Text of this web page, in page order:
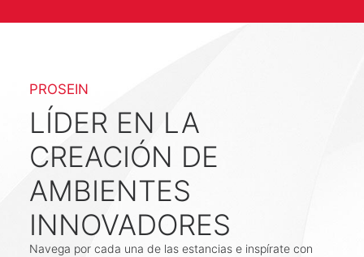
PROSEIN
LÍDER EN LA
CREACIÓN DE
AMBIENTES
INNOVADORES
Navega por cada una de las estancias e inspírate con